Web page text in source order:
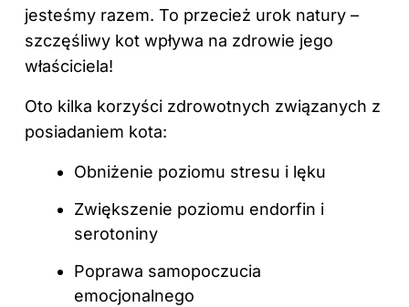
jesteśmy razem. To przecież urok natury –
szczęśliwy kot wpływa na zdrowie jego
właściciela!
Oto kilka korzyści zdrowotnych związanych z
posiadaniem kota:
Obniżenie poziomu stresu i lęku
Zwiększenie poziomu endorfin i
serotoniny
Poprawa samopoczucia
emocjonalnego